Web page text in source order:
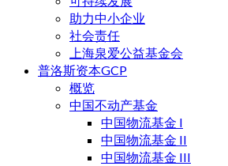
助力中小企业
社会责任
上海泉爱公益基金会
普洛斯资本GCP
概览
中国不动产基金
中国物流基金 I
中国物流基金 II
中国物流基金 III